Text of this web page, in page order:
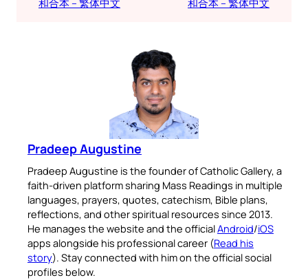
和合本 – 繁体中文 和合本 – 繁体中文
Pradeep Augustine
Pradeep Augustine is the founder of Catholic Gallery, a
faith-driven platform sharing Mass Readings in multiple
languages, prayers, quotes, catechism, Bible plans,
reflections, and other spiritual resources since 2013.
He manages the website and the officialAndroid/iOS
apps alongside his professional career (Read his
story). Stay connected with him on the official social
profiles below.